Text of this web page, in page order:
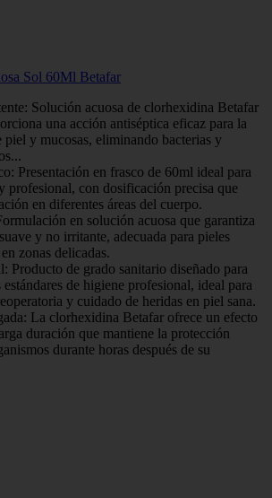
Sol 60Ml Betafar
Solución acuosa de clorhexidina Betafar
una acción antiséptica eficaz para la
piel y mucosas, eliminando bacterias y
Presentación en frasco de 60ml ideal para
profesional, con dosificación precisa que
en diferentes áreas del cuerpo.
en solución acuosa que garantiza
y no irritante, adecuada para pieles
zonas delicadas.
Producto de grado sanitario diseñado para
de higiene profesional, ideal para
y cuidado de heridas en piel sana.
La clorhexidina Betafar ofrece un efecto
duración que mantiene la protección
durante horas después de su